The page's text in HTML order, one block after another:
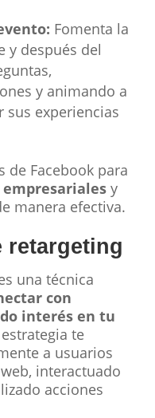
Fomenta la
y después del
y animando a
sus experiencias
de Facebook para
empresarialesy
manera efectiva.
retargeting
una técnica
con
interés en tu
te
a usuarios
interactuado
acciones